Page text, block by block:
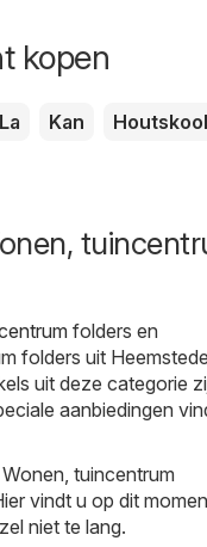
kopen
La Kan
Houtskool
folders en
folders uit
uit deze categorie
aanbiedingen
tuincentrum
vindt u op dit
niet te lang.